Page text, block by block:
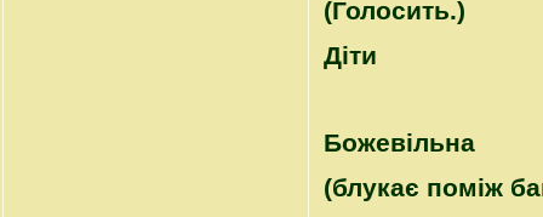
(Голосить.)
Діти
Божевільна
(блукає поміж